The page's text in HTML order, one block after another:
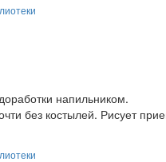
напильником.
без костылей. Рисует